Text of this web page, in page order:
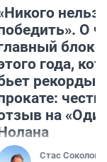
нельзя
О
года,
рекорды в
на
Стас Соколов